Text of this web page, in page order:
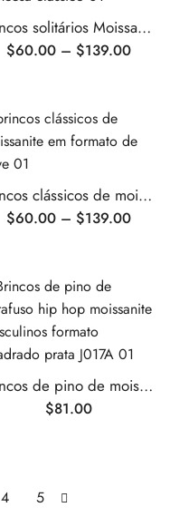
Brincos solitários Moissanite com corte princesa clássico
$60.00 – $139.00
Brincos clássicos de moissanite em formato de neve
$60.00 – $139.00
Brincos de pino de moissanite com parafuso em formato cúbico para homens
$81.00
4 5